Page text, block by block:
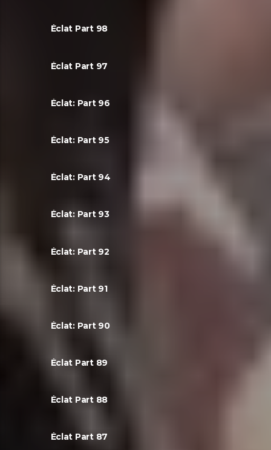
Éclat Part 98
Éclat Part 97
Éclat: Part 96
Éclat: Part 95
Éclat: Part 94
Éclat: Part 93
Éclat: Part 92
Éclat: Part 91
Éclat: Part 90
Éclat Part 89
Éclat Part 88
Éclat Part 87